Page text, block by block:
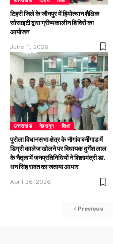
टिहरी जिले के जौनपुर में हिमोत्थान शैक्षिक
सोसाइटी द्वारा ग्रीष्मकालीन शिविरों का
आयोजन
June 11, 2026
उत्तराखंड देहरादून शिक्षा
पुरोला विधानसभा क्षेत्र के नौगांव बर्नीगाड में
डिग्री कालेज खोलने पर विधायक दुर्गेश लाल
के नैतृत्व में जनप्रतिनिधियों ने शिक्षामंत्री डा.
धन सिंह रावत का जताया आभार
April 26, 2026
Previous